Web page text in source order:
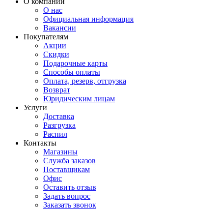
О нас
Официальная информация
Вакансии
Покупателям
Акции
Скидки
Подарочные карты
Способы оплаты
Оплата, резерв, отгрузка
Возврат
Юридическим лицам
Услуги
Доставка
Разгрузка
Распил
Контакты
Магазины
Служба заказов
Поставщикам
Офис
Оставить отзыв
Задать вопрос
Заказать звонок